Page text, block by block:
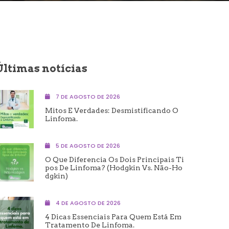
notícias
7 DE AGOSTO DE 2026
Mitos E Verdades: Desmistificando O
Linfoma.
5 DE AGOSTO DE 2026
O Que Diferencia Os Dois Principais Ti
Pos De Linfoma? (Hodgkin Vs. Não-Ho
Dgkin)
4 DE AGOSTO DE 2026
4 Dicas Essenciais Para Quem Está Em
Tratamento De Linfoma.